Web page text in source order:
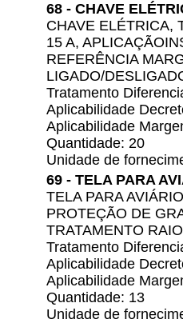
68 - CHAVE
CHAVE ELÉTRICA,
15 A,
REFERÊNCIA
LIGADO/
Tratamento
Aplicabilidade
Aplicabilidade
Quantidade: 20
Unidade de
69 - TELA PARA
TELA PARA
PROTEÇÃO DE
TRATAMENTO
Tratamento
Aplicabilidade
Aplicabilidade
Quantidade: 13
Unidade de